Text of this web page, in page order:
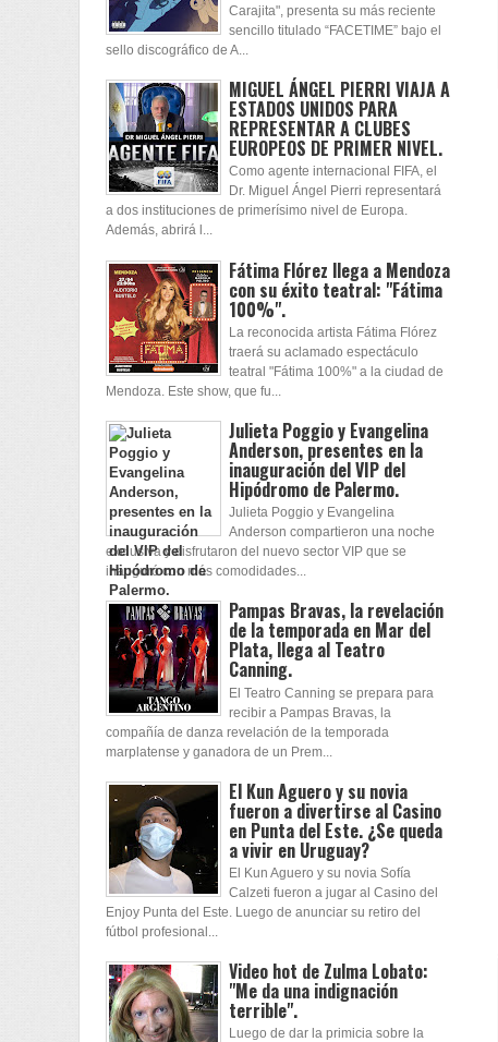
Carajita", presenta su más reciente
sencillo titulado “FACETIME” bajo el
sello discográfico de A...
MIGUEL ÁNGEL PIERRI VIAJA A
ESTADOS UNIDOS PARA
REPRESENTAR A CLUBES
EUROPEOS DE PRIMER NIVEL.
Como agente internacional FIFA, el
Dr. Miguel Ángel Pierri representará
a dos instituciones de primerísimo nivel de Europa.
Además, abrirá l...
Fátima Flórez llega a Mendoza
con su éxito teatral: "Fátima
100%".
La reconocida artista Fátima Flórez
traerá su aclamado espectáculo
teatral "Fátima 100%" a la ciudad de
Mendoza. Este show, que fu...
Julieta Poggio y Evangelina
Anderson, presentes en la
inauguración del VIP del
Hipódromo de Palermo.
Julieta Poggio y Evangelina
Anderson compartieron una noche
exclusiva y disfrutaron del nuevo sector VIP que se
inauguró con más comodidades...
Pampas Bravas, la revelación
de la temporada en Mar del
Plata, llega al Teatro
Canning.
El Teatro Canning se prepara para
recibir a Pampas Bravas, la
compañía de danza revelación de la temporada
marplatense y ganadora de un Prem...
El Kun Aguero y su novia
fueron a divertirse al Casino
en Punta del Este. ¿Se queda
a vivir en Uruguay?
El Kun Aguero y su novia Sofía
Calzeti fueron a jugar al Casino del
Enjoy Punta del Este. Luego de anunciar su retiro del
fútbol profesional...
Video hot de Zulma Lobato:
"Me da una indignación
terrible".
Luego de dar la primicia sobre la